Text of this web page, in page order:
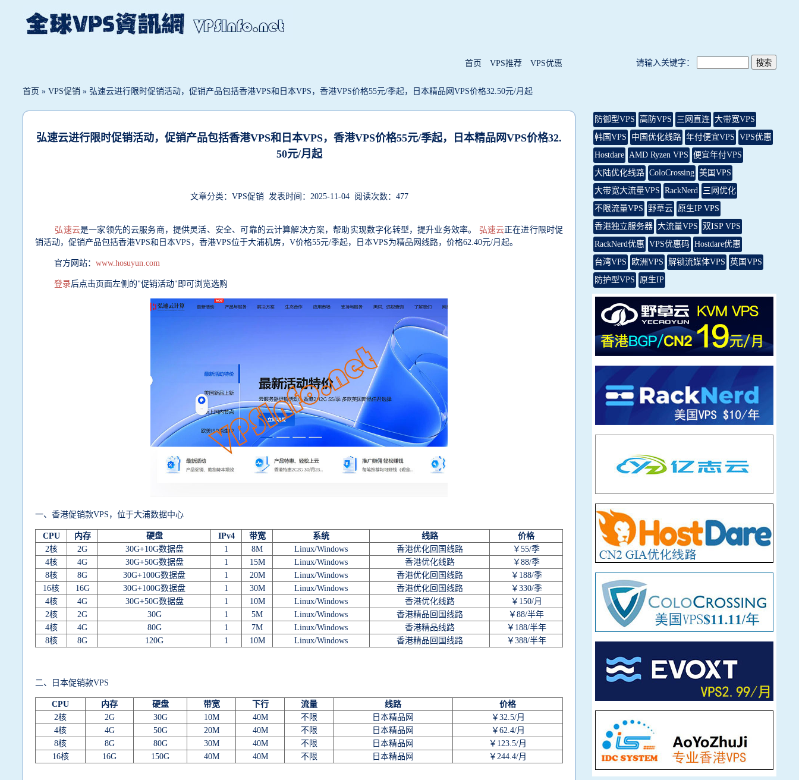
首页 VPS推荐 VPS优惠 请输入关键字：
首页 » VPS促销 » 弘速云进行限时促销活动，促销产品包括香港VPS和日本VPS，香港VPS价格55元/季起，日本精品网VPS价格32.50元/月起
弘速云进行限时促销活动，促销产品包括香港VPS和日本VPS，香港VPS价格55元/季起，日本精品网VPS价格32.
50元/月起
文章分类：VPS促销 发表时间：2025-11-04 阅读次数：477
弘速云是一家领先的云服务商，提供灵活、安全、可靠的云计算解决方案，帮助实现数字化转型，提升业务效率。 弘速云正在进行限时促
销活动，促销产品包括香港VPS和日本VPS，香港VPS位于大浦机房，V价格55元/季起，日本VPS为精品网线路，价格62.40元/月起。
官方网站： www.hosuyun.com
登录后点击页面左侧的"促销活动"即可浏览选购
一、香港促销款VPS，位于大浦数据中心
CPU 内存 硬盘 IPv4 带宽 系统 线路
价格
2核
2G 30G+10G数据盘 1 8M Linux/Windows 香港优化回国线路
￥55/季
4核
4G 30G+50G数据盘 1 15M Linux/Windows 香港优化线路
￥88/季
8核
8G 30G+100G数据盘 1 20M Linux/Windows 香港优化回国线路
￥188/季
16核
16G 30G+100G数据盘 1 30M Linux/Windows 香港优化回国线路
￥330/季
4核
4G 30G+50G数据盘 1 10M Linux/Windows 香港优化线路
￥150/月
2核
2G 30G 1 5M Linux/Windows 香港精品回国线路
￥88/半年
4核
4G 80G 1 7M Linux/Windows 香港精品线路
￥188/半年
8核
8G 120G 1 10M Linux/Windows 香港精品回国线路 ￥388/半年
二、日本促销款VPS
CPU 内存 硬盘 带宽 下行 流量 线路
价格
2核
2G 30G 10M 40M 不限 日本精品网
￥32.5/月
4核
4G 50G 20M 40M 不限 日本精品网
￥62.4/月
8核
8G 80G 30M 40M 不限 日本精品网
￥123.5/月
16核
16G 150G 40M 40M 不限 日本精品网 ￥244.4/月
防御型VPS 高防VPS 三网直连 大带宽VPS
韩国VPS
中国优化线路 年付便宜VPS VPS优惠
Hostdare AMD Ryzen VPS 便宜年付VPS
大陆优化线路 ColoCrossing 美国VPS
大带宽大流量VPS RackNerd 三网优化
不限流量VPS
野草云 原生IP VPS
香港独立服务器 大流量VPS
双ISP VPS
RackNerd优惠 VPS优惠码 Hostdare优惠
台湾VPS
欧洲VPS 解锁流媒体VPS 英国VPS
防护型VPS
原生IP